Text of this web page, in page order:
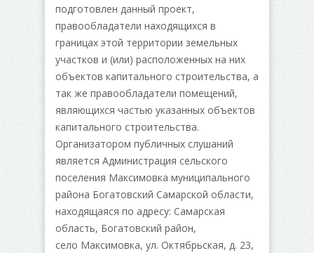
подготовлен данный проект,
правообладатели находящихся в
границах этой территории земельных
участков и (или) расположенных на них
объектов капитального строительства, а
так же правообладатели помещений,
являющихся частью указанных объектов
капитального строительства.
Организатором публичных слушаний
является Администрация сельского
поселения Максимовка муниципального
района Богатовский Самарской области,
находящаяся по адресу: Самарская
область, Богатовский район,
село Максимовка, ул. Октябрьская, д. 23,